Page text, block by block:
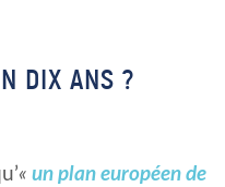
DIX ANS ?
« un plan européen de